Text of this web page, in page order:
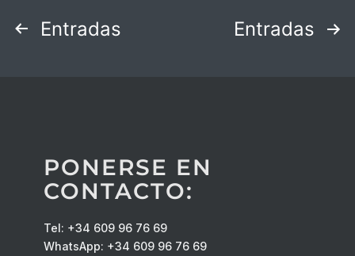
Entradas Entradas
PONERSE EN
CONTACTO:
Tel: +34 609 96 76 69
WhatsApp: +34 609 96 76 69